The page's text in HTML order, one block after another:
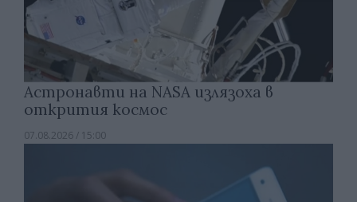
Астронавти на NASA излязоха в
открития космос
07.08.2026 / 15:00